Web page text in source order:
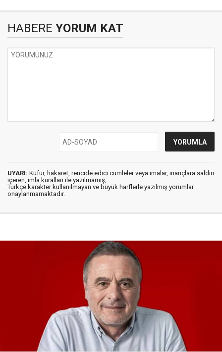
HABERE YORUM KAT
UYARI: Küfür, hakaret, rencide edici cümleler veya imalar, inançlara saldırı
içeren, imla kuralları ile yazılmamış,
Türkçe karakter kullanılmayan ve büyük harflerle yazılmış yorumlar
onaylanmamaktadır.